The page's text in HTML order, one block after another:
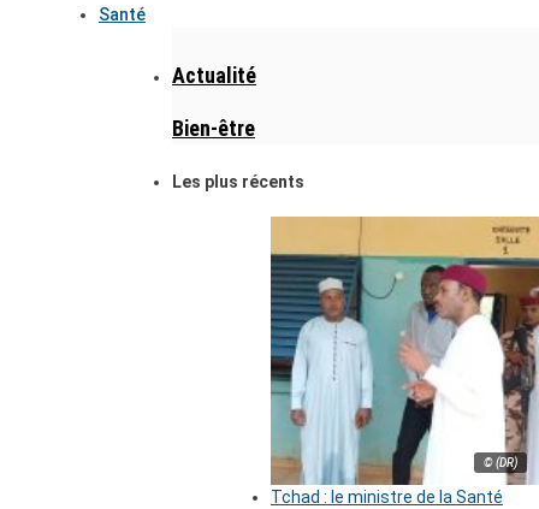
Santé
Actualité
Bien-être
Les plus récents
© (DR)
Tchad : le ministre de la Santé